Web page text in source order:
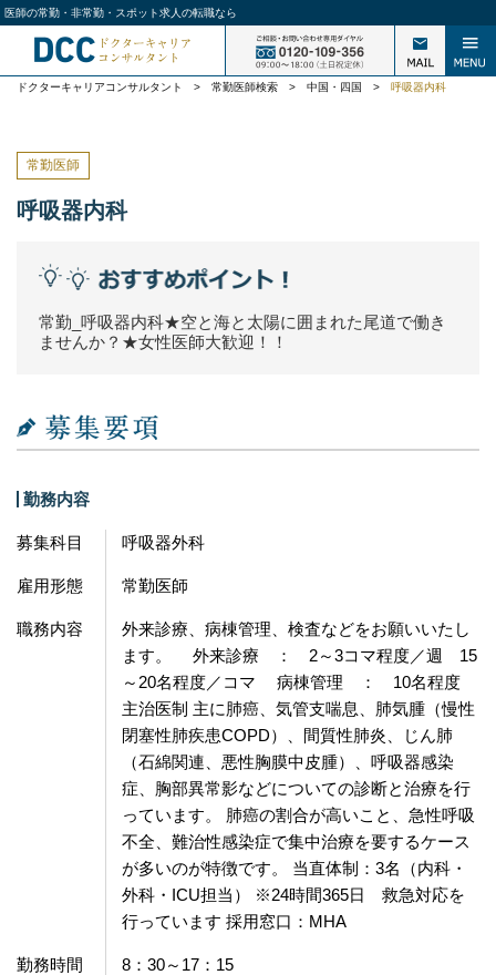
医師の常勤・非常勤・スポット求人の転職なら
ドクターキャリアコンサルタント > 常勤医師検索 > 中国・四国 > 呼吸器内科
常勤医師
呼吸器内科
常勤_呼吸器内科★空と海と太陽に囲まれた尾道で働き
ませんか？★女性医師大歓迎！！
勤務内容
募集科目 呼吸器外科
雇用形態 常勤医師
職務内容
外来診療、病棟管理、検査などをお願いいたし
ます。 外来診療 ： 2～3コマ程度／週 15
～20名程度／コマ 病棟管理 ： 10名程度
主治医制 主に肺癌、気管支喘息、肺気腫（慢性
閉塞性肺疾患COPD）、間質性肺炎、じん肺
（石綿関連、悪性胸膜中皮腫）、呼吸器感染
症、胸部異常影などについての診断と治療を行
っています。 肺癌の割合が高いこと、急性呼吸
不全、難治性感染症で集中治療を要するケース
が多いのが特徴です。 当直体制：3名（内科・
外科・ICU担当） ※24時間365日 救急対応を
行っています 採用窓口：MHA
勤務時間 8：30～17：15